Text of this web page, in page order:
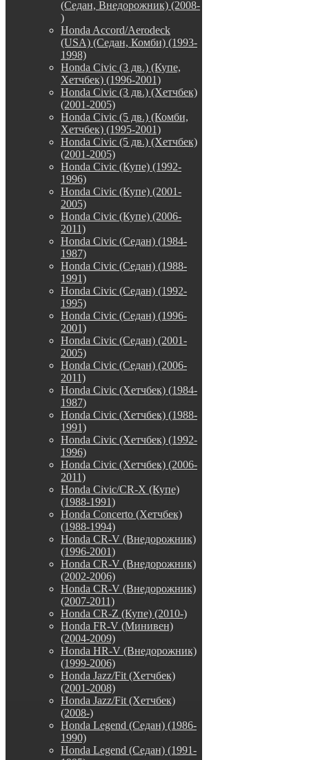
(Седан, Внедорожник) (2008-
)
Honda Accord/Аerodeck
(USA) (Седан, Комби) (1993-
1998)
Honda Civic (3 дв.) (Купе,
Хетчбек) (1996-2001)
Honda Civic (3 дв.) (Хетчбек)
(2001-2005)
Honda Civic (5 дв.) (Комби,
Хетчбек) (1995-2001)
Honda Civic (5 дв.) (Хетчбек)
(2001-2005)
Honda Civic (Купе) (1992-
1996)
Honda Civic (Купе) (2001-
2005)
Honda Civic (Купе) (2006-
2011)
Honda Civic (Седан) (1984-
1987)
Honda Civic (Седан) (1988-
1991)
Honda Civic (Седан) (1992-
1995)
Honda Civic (Седан) (1996-
2001)
Honda Civic (Седан) (2001-
2005)
Honda Civic (Седан) (2006-
2011)
Honda Civic (Хетчбек) (1984-
1987)
Honda Civic (Хетчбек) (1988-
1991)
Honda Civic (Хетчбек) (1992-
1996)
Honda Civic (Хетчбек) (2006-
2011)
Honda Civic/CR-X (Купе)
(1988-1991)
Honda Concerto (Хетчбек)
(1988-1994)
Honda CR-V (Внедорожник)
(1996-2001)
Honda CR-V (Внедорожник)
(2002-2006)
Honda CR-V (Внедорожник)
(2007-2011)
Honda CR-Z (Купе) (2010-)
Honda FR-V (Минивен)
(2004-2009)
Honda HR-V (Внедорожник)
(1999-2006)
Honda Jazz/Fit (Хетчбек)
(2001-2008)
Honda Jazz/Fit (Хетчбек)
(2008-)
Honda Legend (Седан) (1986-
1990)
Honda Legend (Седан) (1991-